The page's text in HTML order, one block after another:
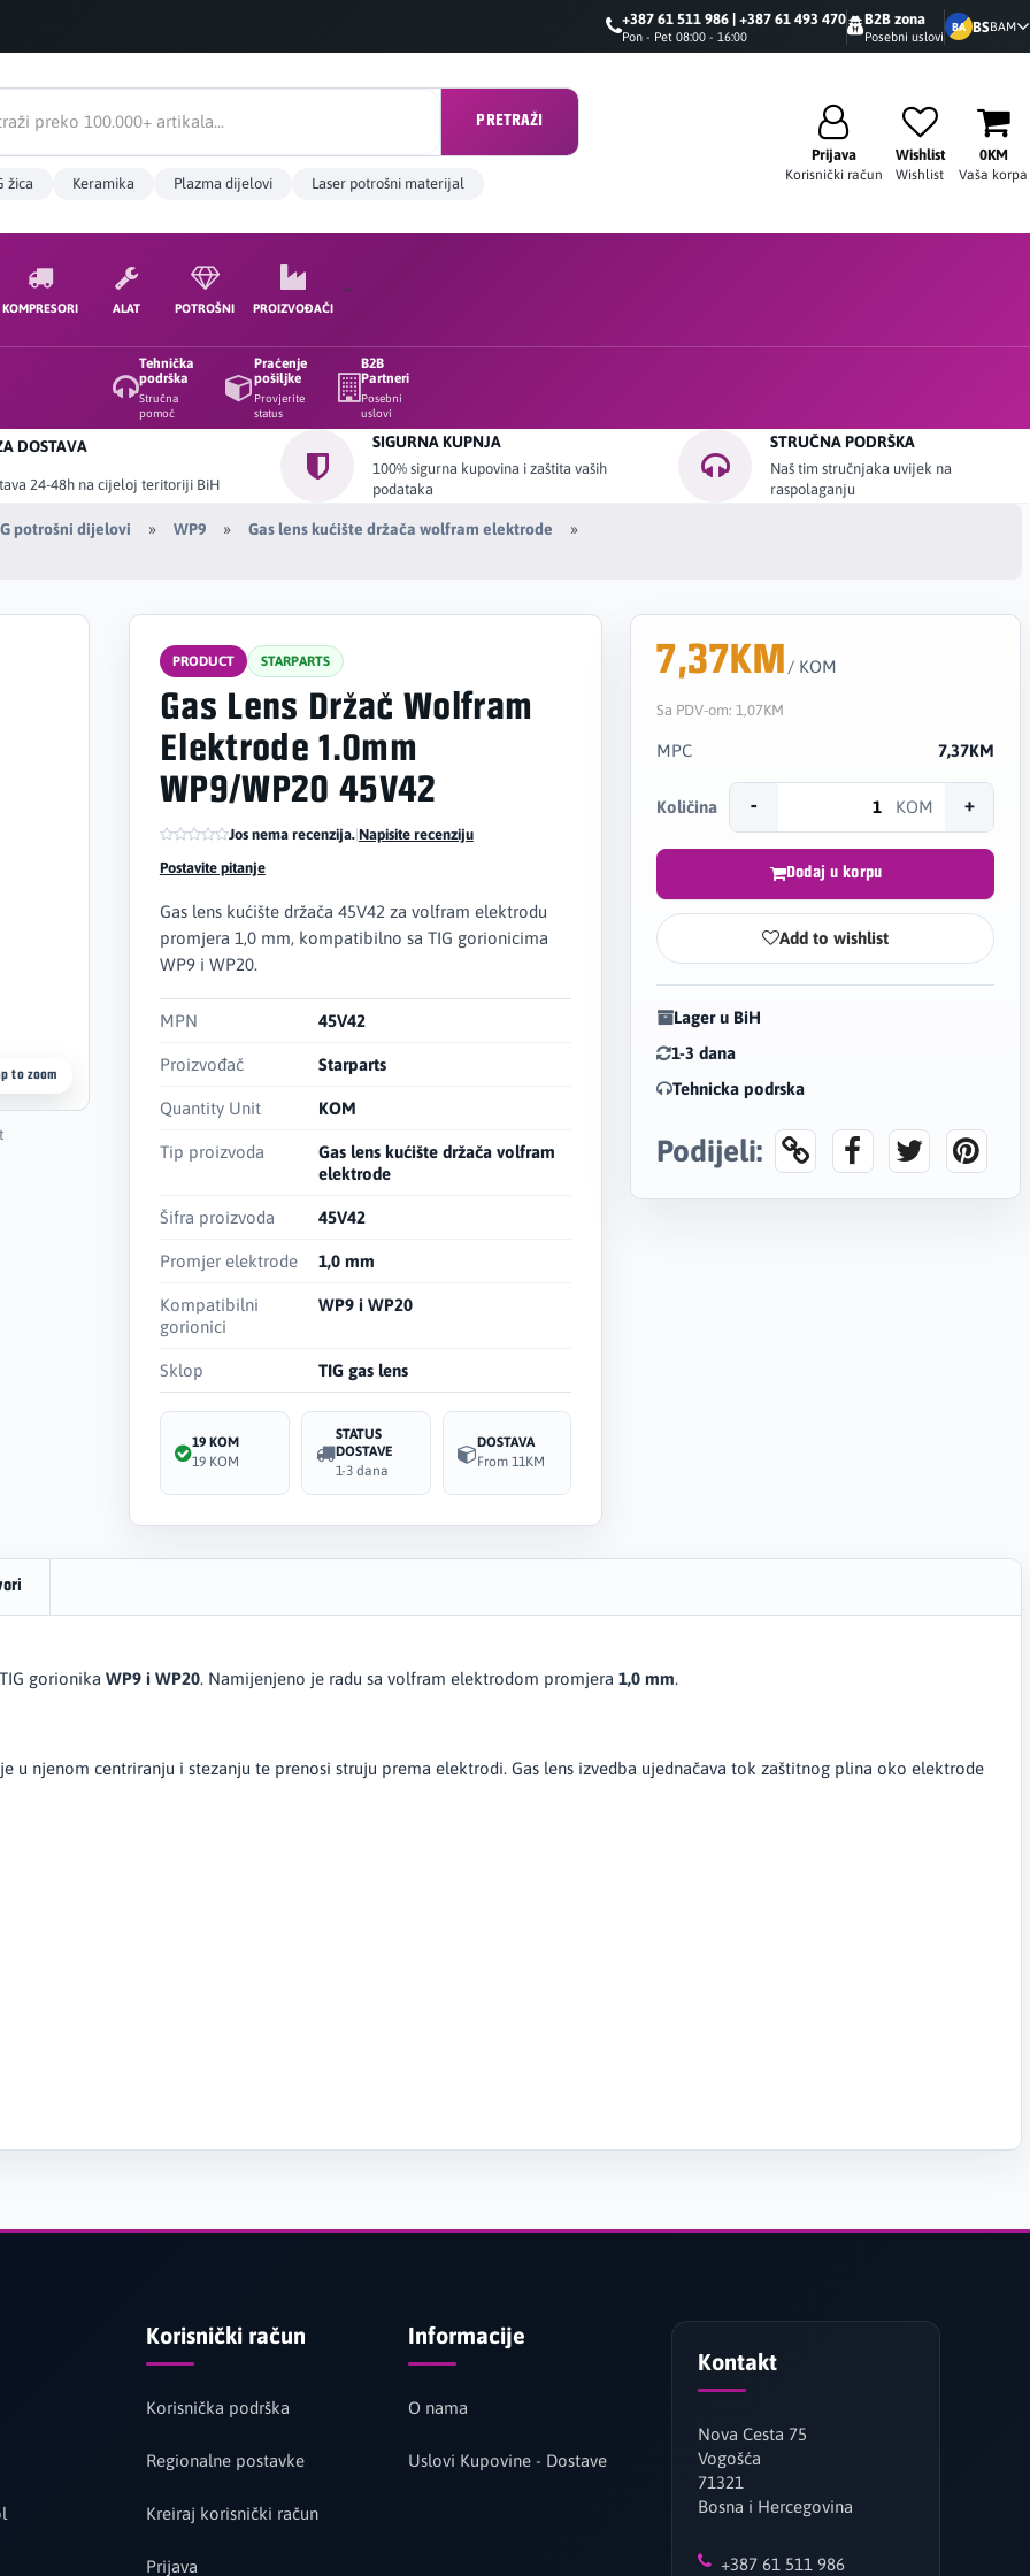
+387 61 511 986 | +387 61 493 470
Pon - Pet 08:00 - 16:00
B2B zona
Posebni uslovi
BA BSBAM
PRETRAŽI
žica Keramika Plazma dijelovi Laser potrošni materijal
Prijava
Korisnički račun
Wishlist
Wishlist
0KM
Vaša korpa
KOMPRESORI ALAT POTROŠNI PROIZVOĐAČI
Tehnička
podrška
Stručna
pomoć
Praćenje
pošiljke
Provjerite
status
B2B
Partneri
Posebni
uslovi
DOSTAVA
24-48h na cijeloj teritoriji BiH
SIGURNA KUPNJA
100% sigurna kupovina i zaštita vaših
podataka
STRUČNA PODRŠKA
Naš tim stručnjaka uvijek na
raspolaganju
potrošni dijelovi WP9
Gas lens kućište držača wolfram elektrode
to zoom
PRODUCT STARPARTS
Gas Lens Držač Wolfram
Elektrode 1.0mm
WP9/WP20 45V42
Jos nema recenzija.|Napisite recenziju
Postavite pitanje
Gas lens kućište držača 45V42 za volfram elektrodu
promjera 1,0 mm, kompatibilno sa TIG gorionicima
WP9 i WP20.
MPN 45V42
Proizvođač Starparts
Quantity Unit KOM
Tip proizvoda
Gas lens kućište držača volfram
elektrode
Šifra proizvoda 45V42
Promjer elektrode 1,0 mm
Kompatibilni
gorionici
WP9 i WP20
Sklop TIG gas lens
19 KOM
19 KOM
STATUS
DOSTAVE
1-3 dana
DOSTAVA
From 11KM
7,37KM / KOM
Sa PDV-om: 1,07KM
MPC 7,37KM
Količina - KOM +
Dodaj u korpu
Add to wishlist
Lager u BiH
1-3 dana
Tehnicka podrska
Podijeli:
gorionika WP9 i WP20. Namijenjeno je radu sa volfram elektrodom promjera 1,0 mm.
u njenom centriranju i stezanju te prenosi struju prema elektrodi. Gas lens izvedba ujednačava tok zaštitnog plina oko elektrode
Korisnički račun
Korisnička podrška
Regionalne postavke
Kreiraj korisnički račun
Prijava
Informacije
O nama
Uslovi Kupovine - Dostave
Kontakt
Nova Cesta 75
Vogošća
71321
Bosna i Hercegovina
+387 61 511 986